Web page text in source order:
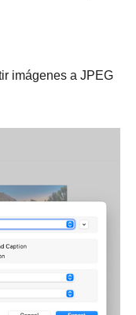
imágenes a JPEG